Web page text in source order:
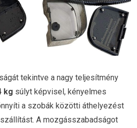
tekintve a nagy teljesítmény
kg súlyt képvisel, kényelmes
a szobák közötti áthelyezést
A mozgásszabadságot